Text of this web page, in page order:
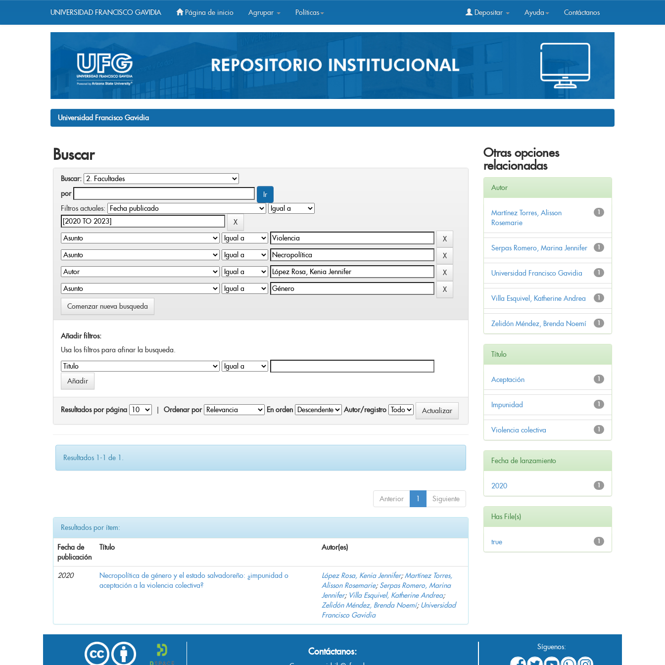
UNIVERSIDAD FRANCISCO GAVIDIA Página de inicio Agrupar Políticas Depositar Ayuda Contáctanos
Universidad Francisco Gavidia
Buscar
Buscar:
por
Filtros actuales:
Comenzar nueva busqueda
Añadir filtros:
Usa los filtros para afinar la busqueda.
Resultados por página Ordenar por En orden Autor/registro
Resultados 1-1 de 1.
Anterior 1 Siguiente
Resultados por ítem:
Fecha de
publicación
Título Autor(es)
2020
Necropolítica de género y el estado salvadoreño: ¿impunidad o
aceptación a la violencia colectiva?
López Rosa, Kenia Jennifer;Martínez Torres,
Alisson Rosemarie; Serpas Romero, Marina
Jennifer; Villa Esquivel, Katherine Andrea;
Zelidón Méndez, Brenda Noemí; Universidad
Francisco Gavidia
Otras opciones
relacionadas
Autor
1
Martínez Torres, Alisson
Rosemarie
1
Serpas Romero, Marina Jennifer
1
Universidad Francisco Gavidia
1
Villa Esquivel, Katherine Andrea
1
Zelidón Méndez, Brenda Noemí
Título
1
Aceptación
1
Impunidad
1
Violencia colectiva
Fecha de lanzamiento
1
2020
Has File(s)
1
true
Contáctanos: Síguenos: